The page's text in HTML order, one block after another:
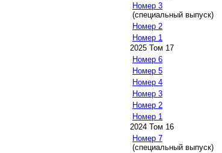
Номер 3
(специальный выпуск)
Номер 2
Номер 1
2025 Том 17
Номер 6
Номер 5
Номер 4
Номер 3
Номер 2
Номер 1
2024 Том 16
Номер 7
(специальный выпуск)